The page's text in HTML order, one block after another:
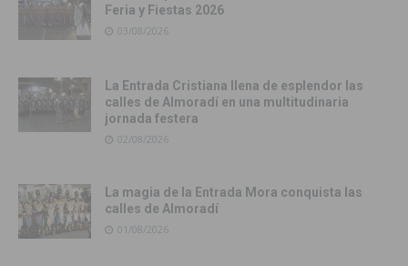
Feria y Fiestas 2026
03/08/2026
La Entrada Cristiana llena de esplendor las
calles de Almoradí en una multitudinaria
jornada festera
02/08/2026
La magia de la Entrada Mora conquista las
calles de Almoradí
01/08/2026